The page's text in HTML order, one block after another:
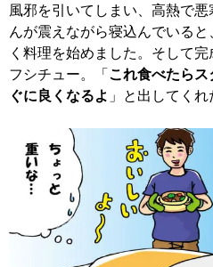
風邪を引いてしまい、高熱で悪
んが震えながら寝込んでいる
く料理を始めました。そして
フシチュー。「 これ食べたら
ぐに良くなるよ 」と出してく